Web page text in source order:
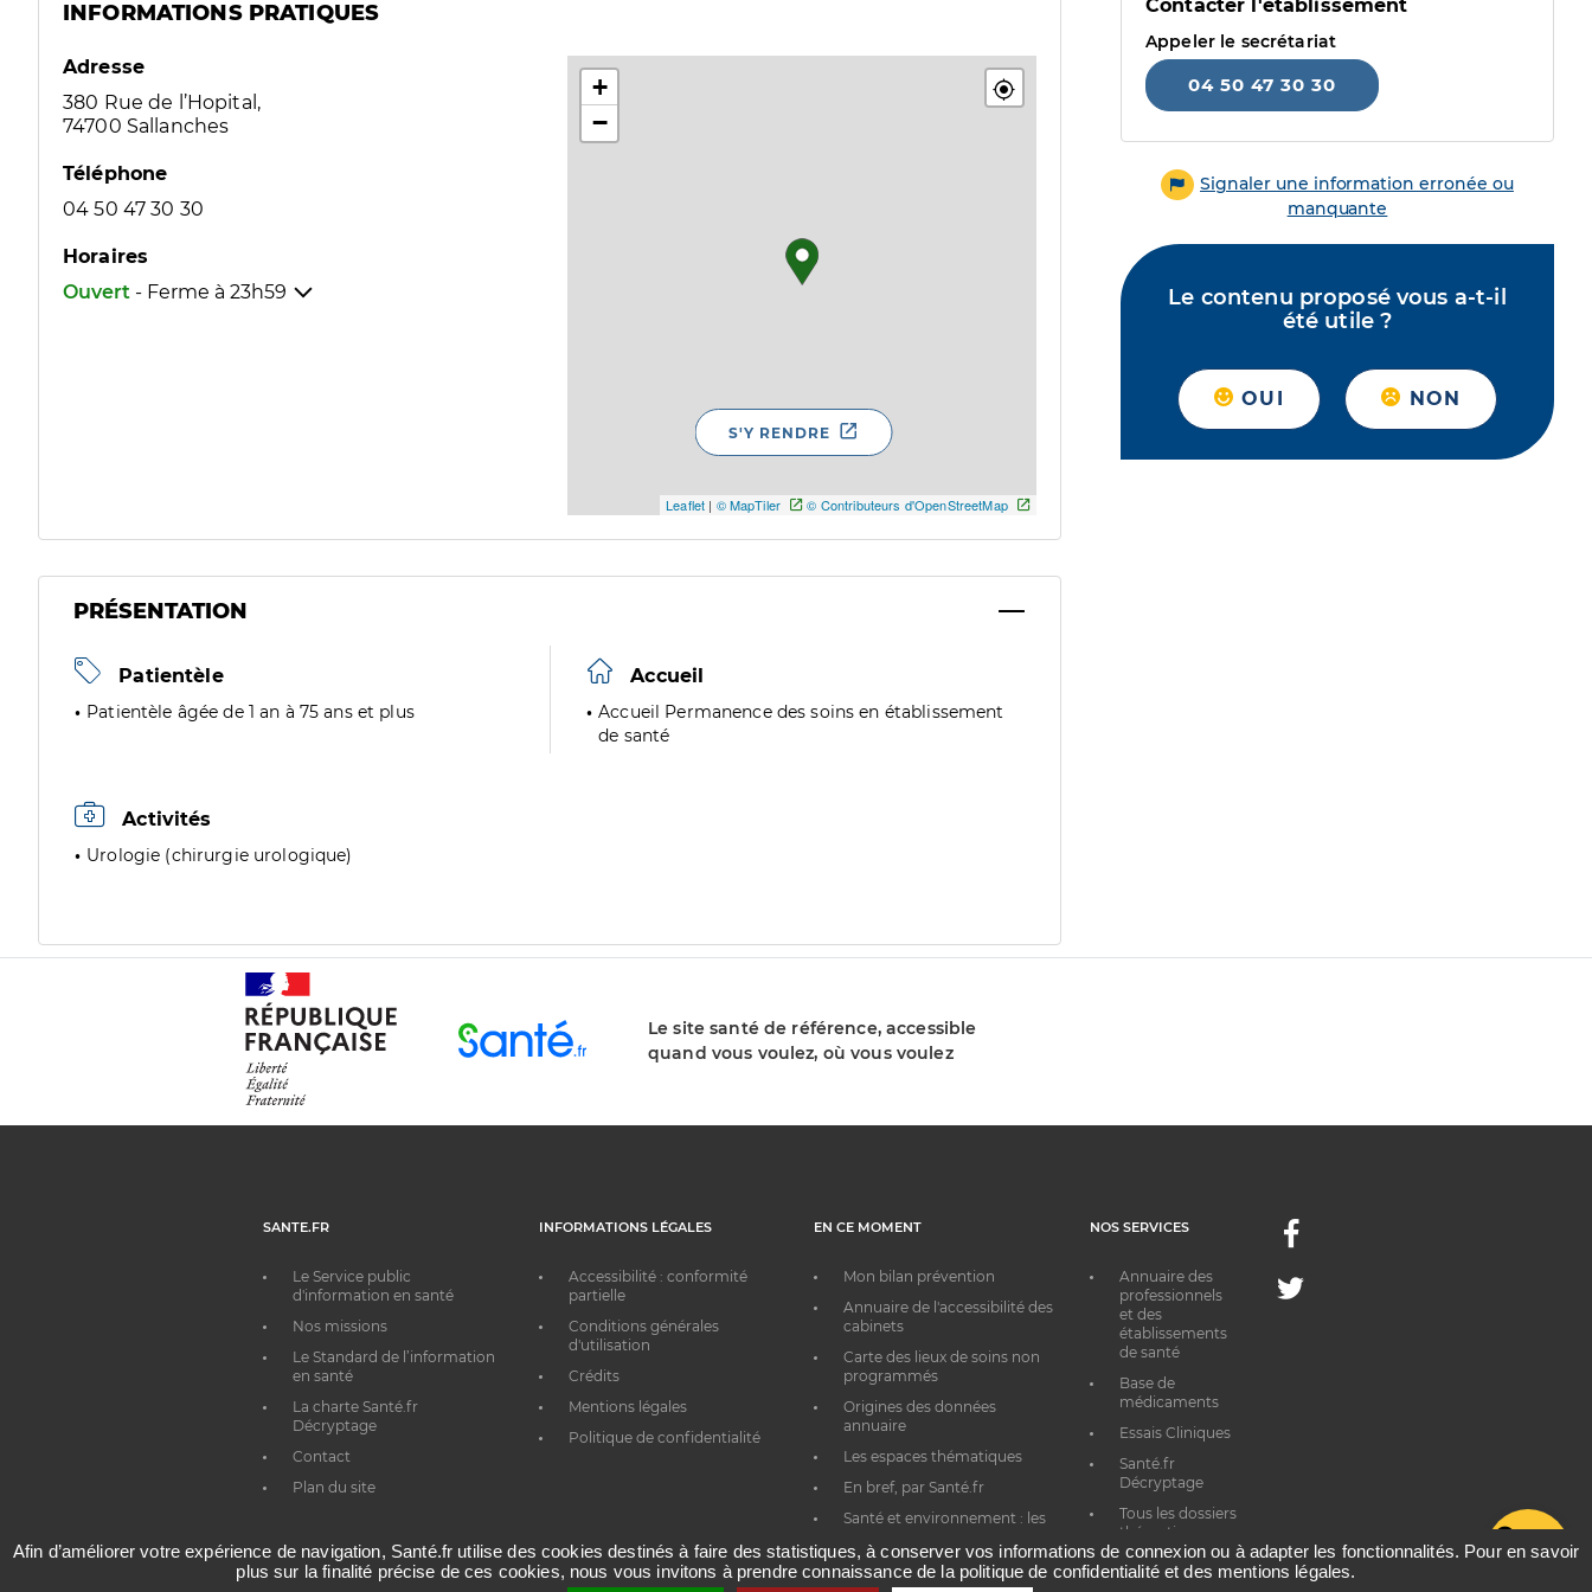
INFORMATIONS PRATIQUES
Adresse
380 Rue de l’Hopital,
74700 Sallanches
Téléphone
04 50 47 30 30
Horaires
Ouvert - Ferme à 23h59
+
−
Leaflet | © MapTiler © Contributeurs d'OpenStreetMap
S'Y RENDRE
PRÉSENTATION
Patientèle
Patientèle âgée de 1 an à 75 ans et plus
Accueil
Accueil Permanence des soins en établissement
de santé
Activités
Urologie (chirurgie urologique)
Contacter l'établissement
Appeler le secrétariat
04 50 47 30 30
Signaler une information erronée ou
manquante
Le contenu proposé vous a-t-il
été utile ?
OUI NON
Le site santé de référence, accessible
quand vous voulez, où vous voulez
SANTE.FR
Le Service public
d'information en santé
Nos missions
Le Standard de l’information
en santé
La charte Santé.fr
Décryptage
Contact
Plan du site
INFORMATIONS LÉGALES
Accessibilité : conformité
partielle
Conditions générales
d'utilisation
Crédits
Mentions légales
Politique de confidentialité
EN CE MOMENT
Mon bilan prévention
Annuaire de l'accessibilité des
cabinets
Carte des lieux de soins non
programmés
Origines des données
annuaire
Les espaces thématiques
En bref, par Santé.fr
Santé et environnement : les
NOS SERVICES
Annuaire des
professionnels
et des
établissements
de santé
Base de
médicaments
Essais Cliniques
Santé.fr
Décryptage
Tous les dossiers
thématiques
Facebook
Twitter
Afin d’améliorer votre expérience de navigation, Santé.fr utilise des cookies destinés à faire des statistiques, à conserver vos informations de connexion ou à adapter les fonctionnalités. Pour en savoir
plus sur la finalité précise de ces cookies, nous vous invitons à prendre connaissance de la politique de confidentialité et des mentions légales.